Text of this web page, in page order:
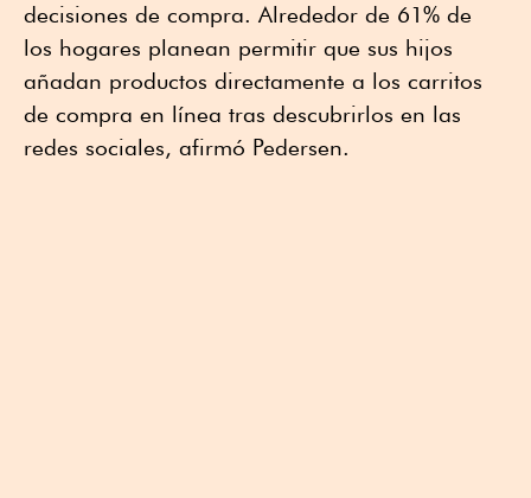
decisiones de compra. Alrededor de 61% de
los hogares planean permitir que sus hijos
añadan productos directamente a los carritos
de compra en línea tras descubrirlos en las
redes sociales, afirmó Pedersen.